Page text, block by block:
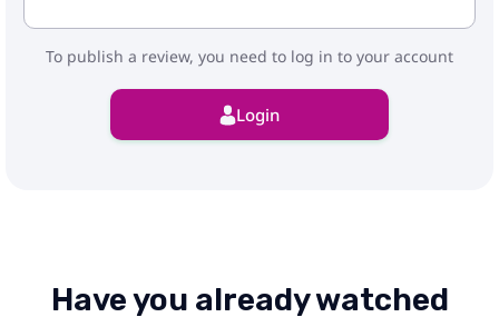
To publish a review, you need to log in to your account
Login
Have you already watched